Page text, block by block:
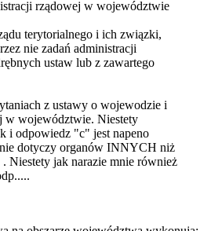
rządowej w województwie
terytorialnego i ich związki,
nie zadań administracji
ustaw lub z zawartego
z ustawy o wojewodzie i
w województwie. Niestety
i odpowiedz "c" jest napeno
dotyczy organów INNYCH niż
Niestety jak narazie mnie również